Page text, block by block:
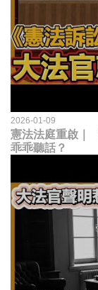
2026-01-09
憲法法庭重啟｜
乖乖聽話？